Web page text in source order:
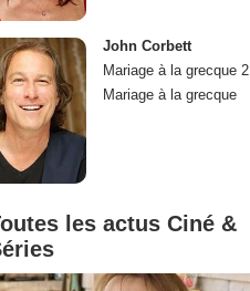
John Corbett
Mariage à la grecque 2
Mariage à la grecque
les actus Ciné &